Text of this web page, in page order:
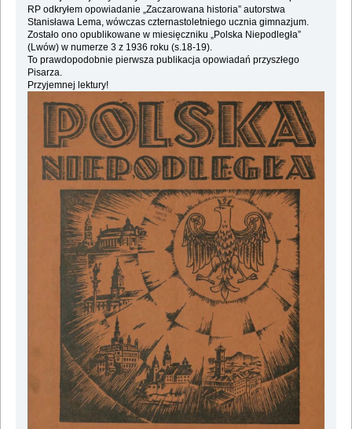
RP odkryłem opowiadanie „Zaczarowana historia” autorstwa
Stanisława Lema, wówczas czternastoletniego ucznia gimnazjum.
Zostało ono opublikowane w miesięczniku „Polska Niepodległa”
(Lwów) w numerze 3 z 1936 roku (s.18-19).
To prawdopodobnie pierwsza publikacja opowiadań przyszłego
Pisarza.
Przyjemnej lektury!